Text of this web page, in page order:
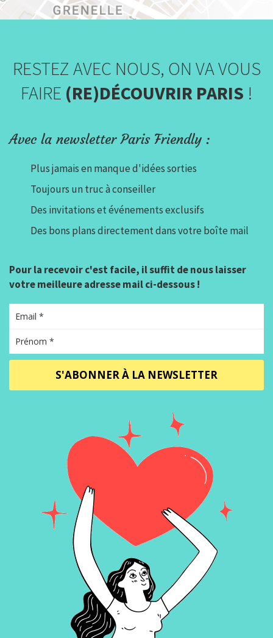
RESTEZ AVEC NOUS, ON VA VOUS
FAIRE (RE)DÉCOUVRIR PARIS !
Avec la newsletter Paris Friendly :
Plus jamais en manque d'idées sorties
Toujours un truc à conseiller
Des invitations et événements exclusifs
Des bons plans directement dans votre boîte mail
Pour la recevoir c'est facile, il suffit de nous laisser
votre meilleure adresse mail ci-dessous !
S'ABONNER À LA NEWSLETTER